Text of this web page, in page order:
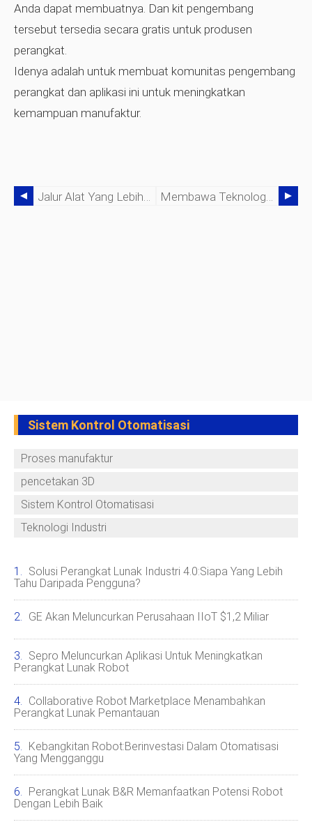
Anda dapat membuatnya. Dan kit pengembang
tersebut tersedia secara gratis untuk produsen
perangkat.
Idenya adalah untuk membuat komunitas pengembang
perangkat dan aplikasi ini untuk meningkatkan
kemampuan manufaktur.
Sistem Kontrol Otomatisasi
Proses manufaktur
pencetakan 3D
Sistem Kontrol Otomatisasi
Teknologi Industri
Solusi Perangkat Lunak Industri 4.0:Siapa Yang Lebih
Tahu Daripada Pengguna?
GE Akan Meluncurkan Perusahaan IIoT $1,2 Miliar
Sepro Meluncurkan Aplikasi Untuk Meningkatkan
Perangkat Lunak Robot
Collaborative Robot Marketplace Menambahkan
Perangkat Lunak Pemantauan
Kebangkitan Robot:Berinvestasi Dalam Otomatisasi
Yang Mengganggu
Perangkat Lunak B&R Memanfaatkan Potensi Robot
Dengan Lebih Baik